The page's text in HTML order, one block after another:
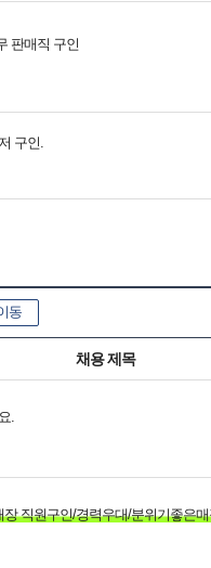
판매직 구인
구인.
동
채용 제목
.
직원구인/경력우대/분위기좋은